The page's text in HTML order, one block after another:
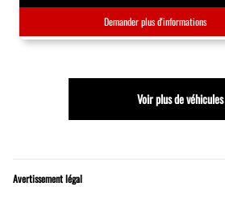
Demander plus d'informations
Voir plus de véhicules
Avertissement légal